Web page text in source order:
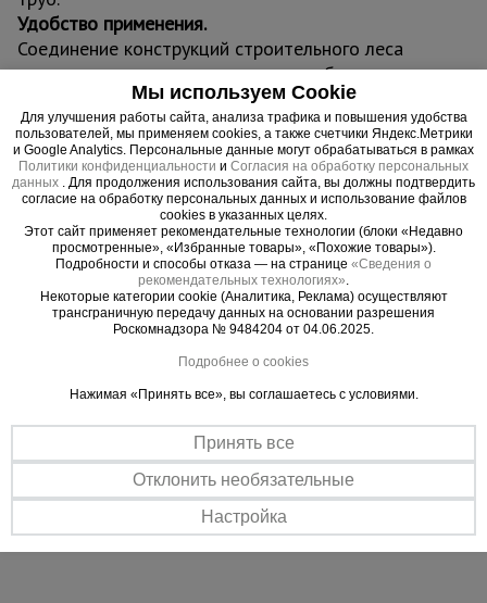
Удобство применения.
Соединение конструкций строительного леса
посредством хомутов выполняется быстро и
Качество.
Хомут производится из высококачественной
стали повышенной прочности, что гарантирует
долгий срок службы изделий.
Соответствие ГОСТ.
Все поставляемые изделия сертифицированы и
соответствуют требованиям российских
стандартов.
Важные преимущества –
эффективная работа
Мы используем Cookie
Для улучшения работы сайта, анализа трафика и повышения удобства
пользователей, мы применяем cookies, а также счетчики Яндекс.Метрики
и Google Analytics. Персональные данные могут обрабатываться в рамках
Политики конфиденциальности и Согласия на обработку персональных
данных . Для продолжения использования сайта, вы должны подтвердить
согласие на обработку персональных данных и использование файлов
cookies в указанных целях.
Этот сайт применяет рекомендательные технологии (блоки «Недавно
просмотренные», «Избранные товары», «Похожие товары»).
Подробности и способы отказа — на странице «Сведения о
рекомендательных технологиях».
Некоторые категории cookie (Аналитика, Реклама) осуществляют
трансграничную передачу данных на основании разрешения
Роскомнадзора № 9484204 от 04.06.2025.
Подробнее о cookies
Нажимая «Принять все», вы соглашаетесь с условиями.
Принять все
Отклонить необязательные
Настройка